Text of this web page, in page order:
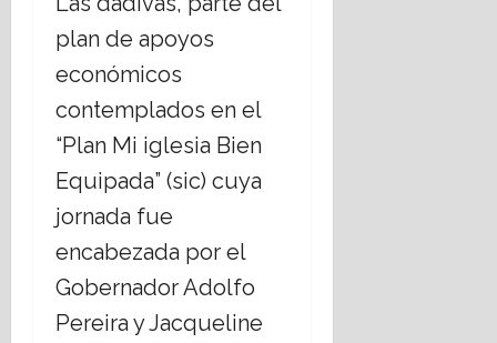
plan de apoyos
económicos
contemplados en el
“Plan Mi iglesia Bien
Equipada” (sic) cuya
jornada fue
encabezada por el
Gobernador Adolfo
Pereira y Jacqueline